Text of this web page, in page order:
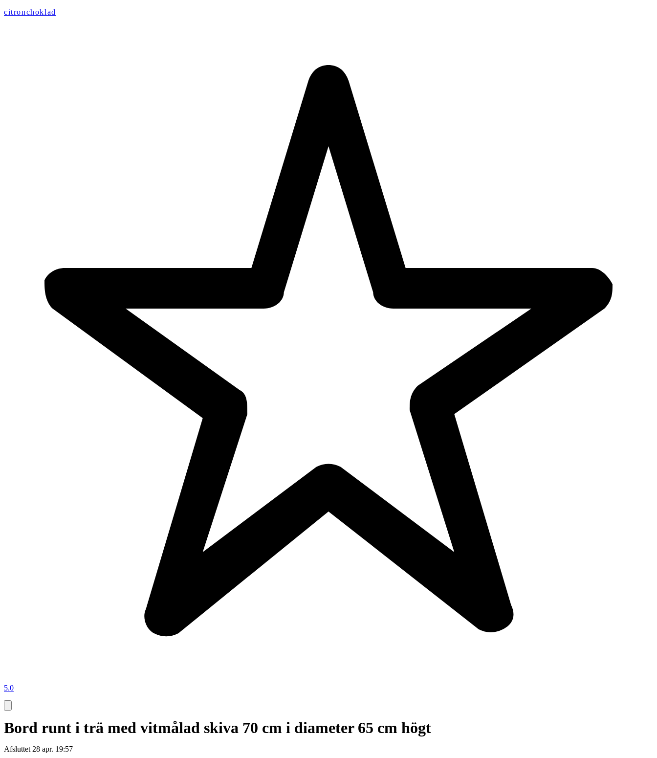
citronchoklad
5.0
Bord runt i trä med vitmålad skiva 70 cm i diameter 65 cm högt
Afsluttet 28 apr. 19:57